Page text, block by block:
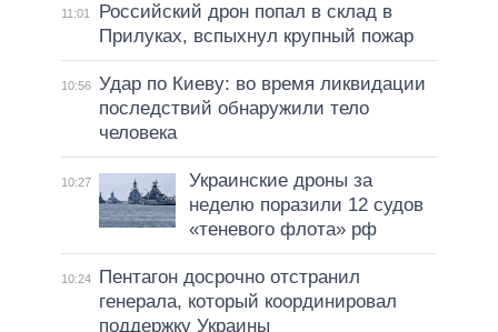
11:01
Российский дрон попал в склад в
Прилуках, вспыхнул крупный пожар
10:56 Удар по Киеву: во время ликвидации
последствий обнаружили тело
человека
10:27
Украинские дроны за
неделю поразили 12 судов
«теневого флота» рф
10:24
Пентагон досрочно отстранил
генерала, который координировал
поддержку Украины